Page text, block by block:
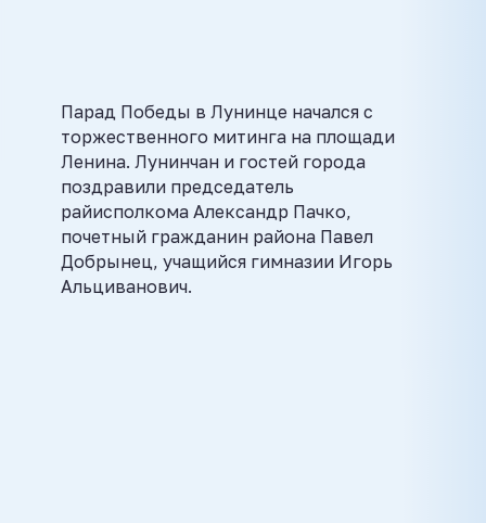
Парад Победы в Лунинце начался с
торжественного митинга на площади
Ленина. Лунинчан и гостей города
поздравили председатель
райисполкома Александр Пачко,
почетный гражданин района Павел
Добрынец, учащийся гимназии Игорь
Альциванович.